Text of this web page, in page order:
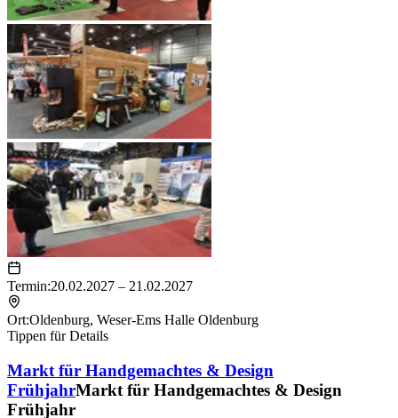
Termin:20.02.2027 – 21.02.2027
Ort:Oldenburg, Weser-Ems Halle Oldenburg
Tippen für Details
Markt für Handgemachtes & Design
FrühjahrMarkt für Handgemachtes & Design
Frühjahr